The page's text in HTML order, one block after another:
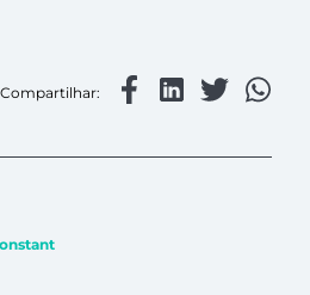
Compartilhar: